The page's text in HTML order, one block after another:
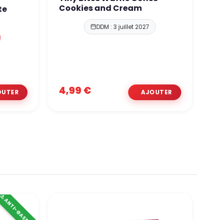
Cookies and Cream
DDM : 3 juillet 2027
4,99 €
GASPI